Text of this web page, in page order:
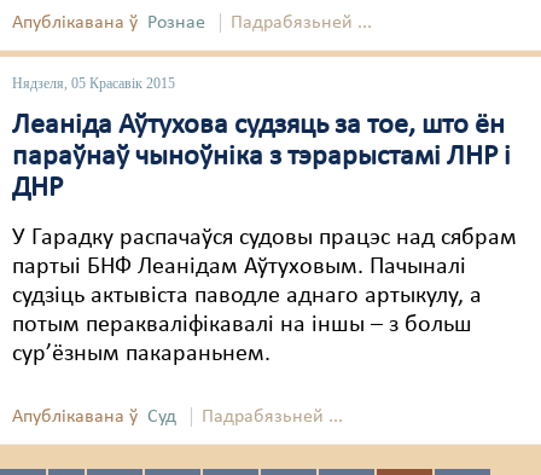
Апублікавана ў Рознае Падрабязьней ...
Нядзеля, 05 Красавік 2015
Леаніда Аўтухова судзяць за тое, што ён
параўнаў чыноўніка з тэрарыстамі ЛНР і
ДНР
У Гарадку распачаўся судовы працэс над сябрам
партыі БНФ Леанідам Аўтуховым. Пачыналі
судзіць актывіста паводле аднаго артыкулу, а
потым перакваліфікавалі на іншы – з больш
сур’ёзным пакараньнем.
Апублікавана ў Суд Падрабязьней ...